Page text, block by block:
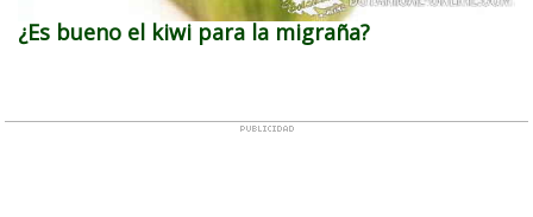
¿Es bueno el kiwi para la migraña?